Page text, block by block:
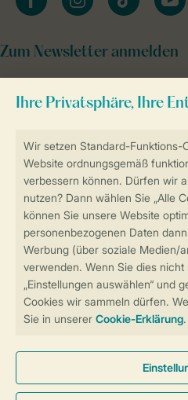
Sicherstellung
Sicher und schnell zur
Sichere Datenübertragung
Sicheres Bezahlen
Zum Newsletter anmelden